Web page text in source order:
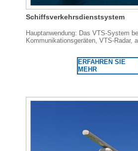
Schiffsverkehrsdienstsystem
Hauptanwendung: Das VTS-System
Kommunikationsgeräten, VTS-Radar,
(CCTV), hydrometeorologischer
Datenverarbeitungssystem usw. Als
ERFAHREN SIE
MEHR